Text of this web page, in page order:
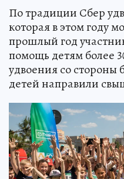
По традиции Сбер
которая в этом году
прошлый год
помощь детям более
удвоения со стороны
детей направили